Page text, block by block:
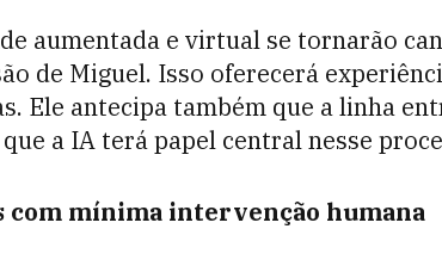
aumentada e virtual se tornarão
de Miguel. Isso oferecerá
Ele antecipa também que a linha
a IA terá papel central nesse
com mínima intervenção humana